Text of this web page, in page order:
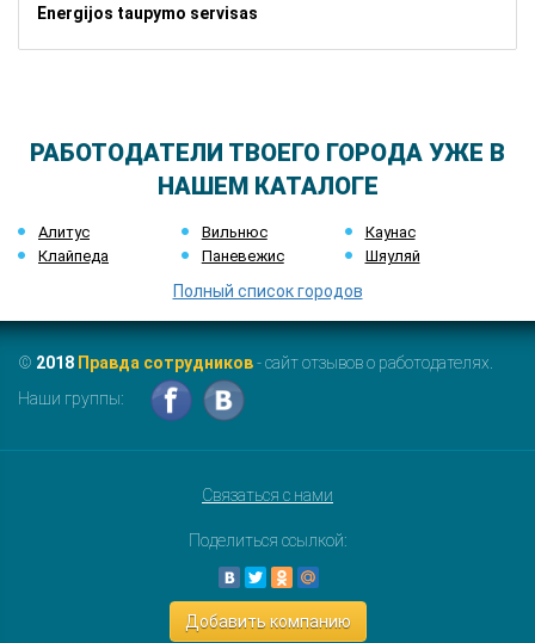
Energijos taupymo servisas
РАБОТОДАТЕЛИ ТВОЕГО ГОРОДА УЖЕ В
НАШЕМ КАТАЛОГЕ
Алитус Вильнюс
Каунас
Клайпеда
Паневежис Шяуляй
Полный список городов
© 2018 Правда сотрудников- сайт отзывов о работодателях.
Наши группы:
Связаться с нами
Поделиться ссылкой:
Добавить компанию